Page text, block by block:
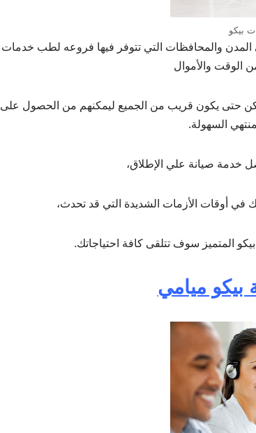
بيكو
المدن والمحافظات التي تتوفر فيها فروعه لطب خدمات
الوقت والأموال
حتى يكون قريب من الجميع ليمكنهم من الحصول على
السهولة.
خدمة صيانة علي الإطلاق،
أوقات الأزمات الشديدة التي قد تحدث،
المتميز سوف تتلقى كافة احتياجاتك.
بيكو ميامي